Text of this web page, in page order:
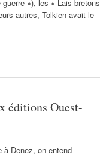
guerre »), les « Lais bretons
autres, Tolkien avait le
éditions Ouest-
à Denez, on entend